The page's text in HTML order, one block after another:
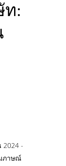
ท:
2024
ภาษณ์